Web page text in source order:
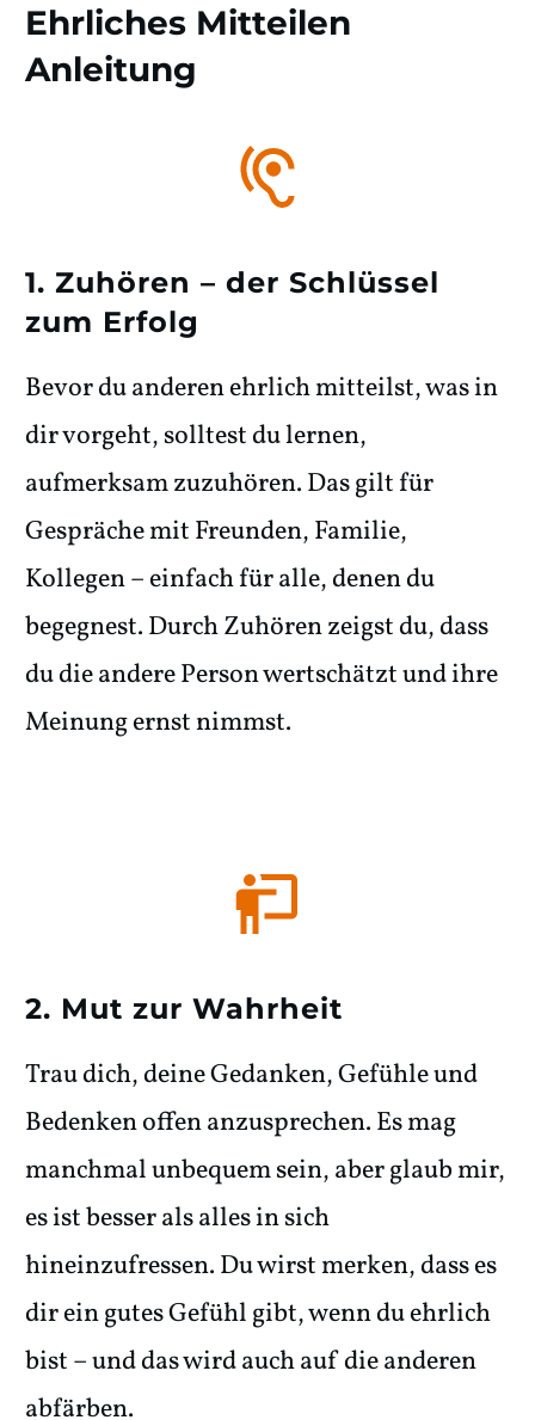
Ehrliches Mitteilen
Anleitung
1. Zuhören – der Schlüssel
zum Erfolg
Bevor du anderen ehrlich mitteilst, was in
dir vorgeht, solltest du lernen,
aufmerksam zuzuhören. Das gilt für
Gespräche mit Freunden, Familie,
Kollegen – einfach für alle, denen du
begegnest. Durch Zuhören zeigst du, dass
du die andere Person wertschätzt und ihre
Meinung ernst nimmst.
2. Mut zur Wahrheit
Trau dich, deine Gedanken, Gefühle und
Bedenken offen anzusprechen. Es mag
manchmal unbequem sein, aber glaub mir,
es ist besser als alles in sich
hineinzufressen. Du wirst merken, dass es
dir ein gutes Gefühl gibt, wenn du ehrlich
bist – und das wird auch auf die anderen
abfärben.